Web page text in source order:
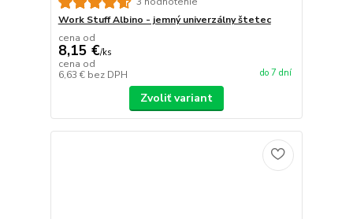
Work Stuff Albino - jemný univerzálny štetec
cena od
8,15 €/ks
cena od
6,63 € bez DPH do 7 dní
Zvoliť variant